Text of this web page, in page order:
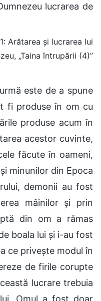
lucrarea de
Arătarea și lucrarea lui
„Taina întrupării (4)”
este de a spune
fi produse în om cu
produse acum în
acestor cuvinte,
făcute în oameni,
minunilor din Epoca
demonii au fost
mâinilor și prin
din om a rămas
boala lui și i-au fost
ce privește modul în
de firile corupte
lucrare trebuia
Omul a fost doar